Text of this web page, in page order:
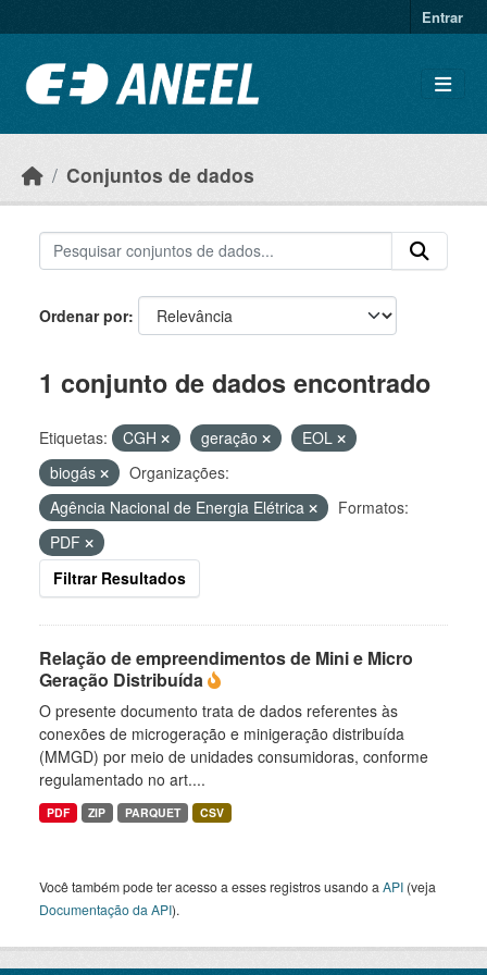
Entrar
Conjuntos de dados
Ordenar por
1 conjunto de dados encontrado
Etiquetas: CGH geração
EOL
biogás
Organizações:
Agência Nacional de Energia Elétrica
Formatos:
PDF
Filtrar Resultados
Relação de empreendimentos de Mini e Micro
Geração Distribuída
O presente documento trata de dados referentes às
conexões de microgeração e minigeração distribuída
(MMGD) por meio de unidades consumidoras, conforme
regulamentado no art....
PDF ZIP PARQUET CSV
Você também pode ter acesso a esses registros usando a API (veja
Documentação da API).